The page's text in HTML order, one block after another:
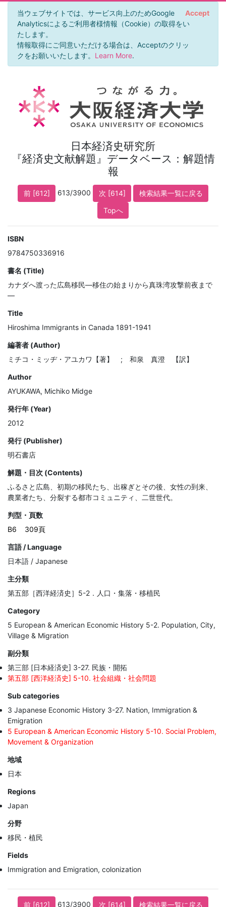
当ウェブサイトでは、サービス向上のためGoogle
Analyticsによるご利用者様情報（Cookie）の取得をい
たします。
情報取得にご同意いただける場合は、Acceptのクリッ
クをお願いいたします。 Learn More.
Accept
日本経済史研究所
『経済史文献解題』データベース：解題情
報
前 [612] 613/3900 次 [614]
検索結果一覧に戻る
Topへ
ISBN
9784750336916
書名 (Title)
カナダへ渡った広島移民―移住の始まりから真珠湾攻撃前夜まで
―
Title
Hiroshima Immigrants in Canada 1891-1941
編著者 (Author)
ミチコ・ミッヂ・アユカワ【著】 ; 和泉 真澄 【訳】
Author
AYUKAWA, Michiko Midge
発行年 (Year)
2012
発行 (Publisher)
明石書店
解題・目次 (Contents)
ふるさと広島、初期の移民たち、出稼ぎとその後、女性の到来、
農業者たち、分裂する都市コミュニティ、二世世代。
判型・頁数
B6
309頁
言語 / Language
日本語 / Japanese
主分類
第五部［西洋経済史］5-2．人口・集落・移植民
Category
5 European & American Economic History 5-2. Population, City,
Village & Migration
副分類
第三部 [日本経済史] 3-27. 民族・開拓
第五部 [西洋経済史] 5-10. 社会組織・社会問題
Sub categories
3 Japanese Economic History 3-27. Nation, Immigration &
Emigration
5 European & American Economic History 5-10. Social Problem,
Movement & Organization
地域
日本
Regions
Japan
分野
移民・植民
Fields
Immigration and Emigration, colonization
前 [612] 613/3900 次 [614] 検索結果一覧に戻る